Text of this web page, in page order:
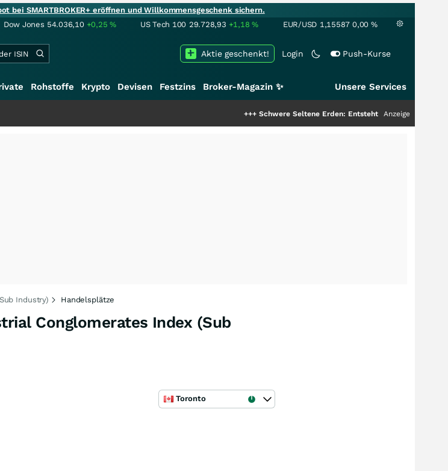
bei SMARTBROKER+ eröffnen und Willkommensgeschenk sichern.
Dow Jones 54.036,10 +0,25% US Tech 100 29.728,93 +1,18% EUR/USD 1,15587 0,00 %
Login Push-Kurse
Aktie geschenkt!
Rohstoffe Krypto Devisen Festzins Broker-Magazin ✨ Unsere Services
Schwere Seltene Erden: Entsteht hier die nächste
Anzeige
Industry) Handelsplätze
Conglomerates Index (Sub
Toronto